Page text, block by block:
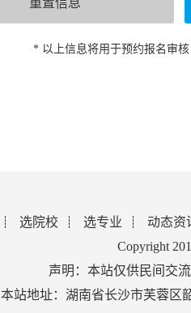
* 以上信息将用于预约报名审
选院校 选专业
动态资
Copyright
声明：本站仅供民间交
本站地址：湖南省长沙市芙蓉区